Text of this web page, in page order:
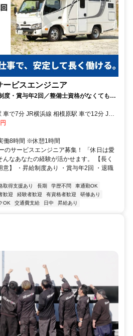
ービスエンジニア
度・賞与年2回／整備士資格がなくても応
車で7分 JR横浜線 相模原駅 車で12分 JR
浜線 町田駅 車で18分
働8時間 ※休憩1時間
のサービスエンジニア募集！ 「休日は愛
なあなたの経験が活かせます。 【長く
意】 ・昇給制度あり ・賞与年2回 ・退職
取得支援あり 長期 学歴不問
車通勤OK
歓迎 経験者歓迎 有資格者歓迎
研修あり
OK 交通費支給 日中 昇給あり